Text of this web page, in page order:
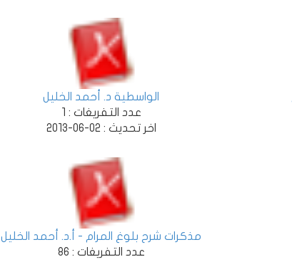
الواسطية د. أحمد الخليل
عدد التفريغات : 1
اخر تحديث : 02-06-2013
مذكرات شرح بلوغ المرام - أ.د. أحمد الخليل
عدد التفريغات : 86